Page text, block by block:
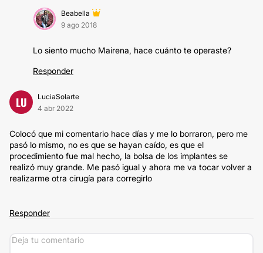
Beabella
9 ago 2018
Lo siento mucho Mairena, hace cuánto te operaste?
Responder
LU
LuciaSolarte
4 abr 2022
Colocó que mi comentario hace días y me lo borraron, pero me
pasó lo mismo, no es que se hayan caído, es que el
procedimiento fue mal hecho, la bolsa de los implantes se
realizó muy grande. Me pasó igual y ahora me va tocar volver a
realizarme otra cirugía para corregirlo
Responder